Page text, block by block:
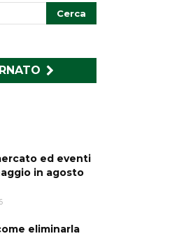
ed eventi
in agosto
eliminarla